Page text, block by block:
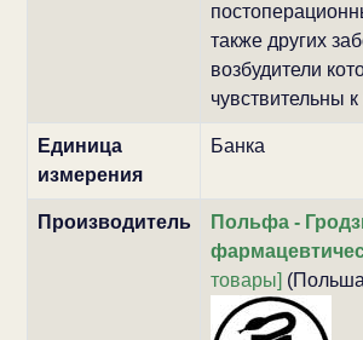
также других
возбудители
чувствительны
Единица
измерения
Банка
Производитель
Польфа -
товары]